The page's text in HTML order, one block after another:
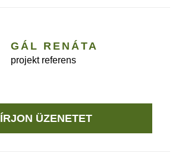
GÁL RENÁTA
projekt referens
ÍRJON ÜZENETET